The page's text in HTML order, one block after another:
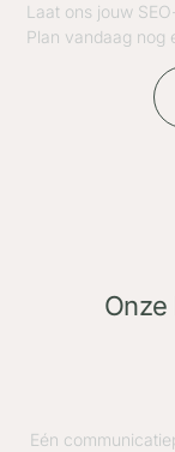
Laat ons jouw
Plan vandaag nog
Eén